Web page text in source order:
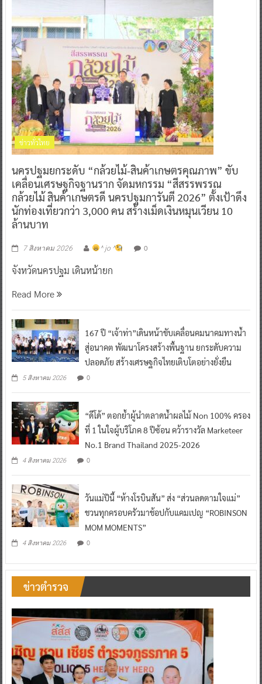
ข่าวทั่วไทย
นครปฐมยกระดับ “กล้วยไม้-สินค้าเกษตรคุณภาพ” ขับ
เคลื่อนเศรษฐกิจฐานราก จัดมหกรรม “สีสรรพรรณ
กล้วยไม้ สินค้าเกษตรดี นครปฐมการันตี 2026” ตั้งเป้าดึง
นักท่องเที่ยวกว่า 3,000 คน สร้างเม็ดเงินหมุนเวียน 10
ล้านบาท
7 สิงหาคม 2026 ^ jo ^ 0
จังหวัดนครปฐม เดินหน้ายก
Read More
167 ปี “เจ้าท่า”เดินหน้าขับเคลื่อนคมนาคมทางน้ำ
สู่อนาคต พัฒนาโครงสร้างพื้นฐาน ยกระดับความ
ปลอดภัย สร้างเศรษฐกิจไทยเติบโตอย่างยั่งยืน
5 สิงหาคม 2026 0
“ดีโด้” ตอกย้ำผู้นำตลาดน้ำผลไม้ Non 100% ครอง
ที่ 1 ในใจผู้บริโภค 8 ปีซ้อน คว้ารางวัล Marketeer
No.1 Brand Thailand 2025-2026
4 สิงหาคม 2026 0
วันแม่ปีนี้ “ห้างโรบินสัน” ส่ง “ส่วนลดตามใจแม่”
ชวนทุกครอบครัวมาช้อปกับแคมเปญ “ROBINSON
MOM MOMENTS”
4 สิงหาคม 2026 0
ข่าวตำรวจ